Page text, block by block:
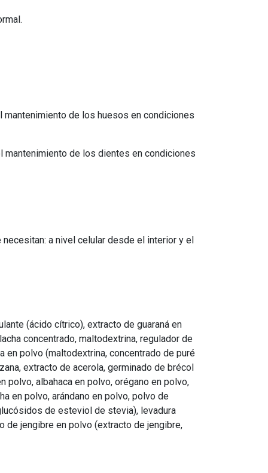
de los huesos en condiciones
mantenimiento de los dientes en condiciones
a nivel celular desde el interior y el
(ácido cítrico), extracto de guaraná en
concentrado, maltodextrina, regulador de
polvo (maltodextrina, concentrado de puré
extracto de acerola, germinado de brécol
polvo, albahaca en polvo, orégano en polvo,
en polvo, arándano en polvo, polvo de
de esteviol de stevia), levadura
de jengibre en polvo (extracto de jengibre,